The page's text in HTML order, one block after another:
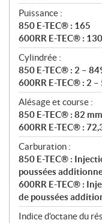
Puissance :
850 E-TEC® : 165
600RR E-TEC® : 130
Cylindrée :
850 E-TEC® : 2 –
600RR E-TEC® : 2 –
Alésage et course :
850 E-TEC® : 82
600RR E-TEC® :
Carburation :
850 E-TEC® :
poussées
600RR E-TEC® :
de poussées
Indice d'octane du